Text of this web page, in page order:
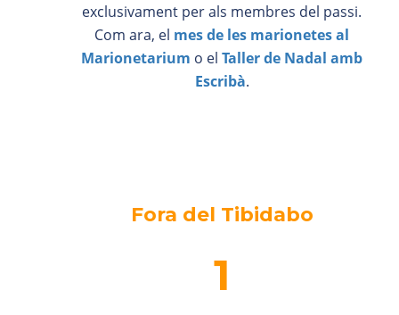
exclusivament per als membres del passi.
Com ara, el mes de les marionetes al
Marionetarium o el Taller de Nadal amb
Escribà.
Fora del Tibidabo